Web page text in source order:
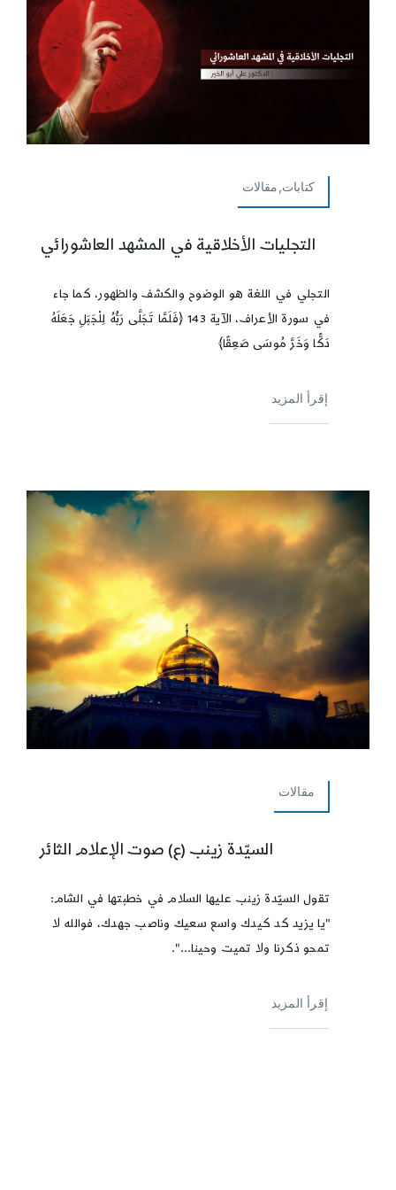
كتابات,مقالات
التجليات الأخلاقية في المشهد العاشورائي
التجلي في اللغة هو الوضوح والكشف والظهور، كما جاء
في سورة الأعراف، الآية 143 ﴿فَلَمَّا تَجَلَّى رَبُّهُ لِلْجَبَلِ جَعَلَهُ
دَكًّا وَخَرَّ مُوسَى صَعِقًا﴾
إقرأ المزيد
مقالات
السيّدة زينب (ع) صوت الإعلام الثائر
تقول السيّدة زينب عليها السلام في خطبتها في الشام:
"يا يزيد كد كيدك واسع سعيك وناصب جهدك، فوالله لا
تمحو ذكرنا ولا تميت وحينا...".
إقرأ المزيد